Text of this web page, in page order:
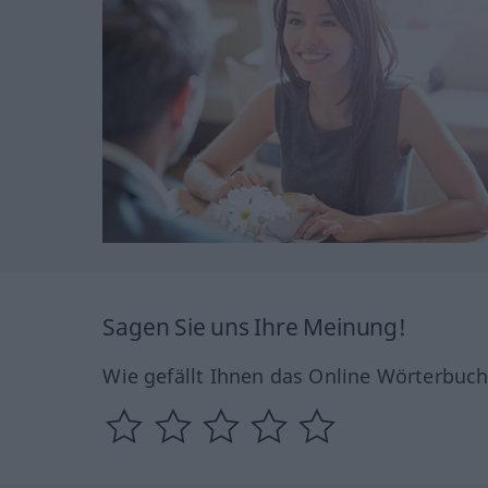
Sagen Sie uns Ihre Meinung!
Wie gefällt Ihnen das Online